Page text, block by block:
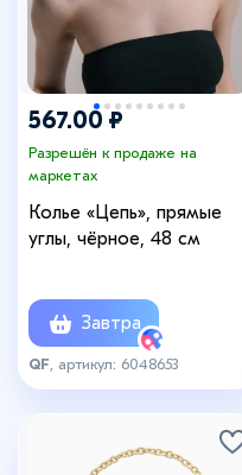
567.00 ₽
Разрешён к продаже на
маркетах
Колье «Цепь», прямые
углы, чёрное, 48 см
Завтра
QF , артикул: 6048653